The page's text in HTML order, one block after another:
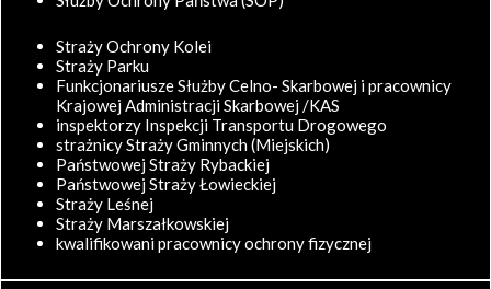
Straży Ochrony Kolei
Straży Parku
Funkcjonariusze Służby Celno- Skarbowej i pracownicy
Krajowej Administracji Skarbowej /KAS
inspektorzy Inspekcji Transportu Drogowego
strażnicy Straży Gminnych (Miejskich)
Państwowej Straży Rybackiej
Państwowej Straży Łowieckiej
Straży Leśnej
Straży Marszałkowskiej
kwalifikowani pracownicy ochrony fizycznej